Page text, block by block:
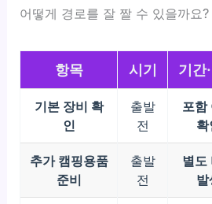
어떻게 경로를 잘 짤 수 있을까요?
항목 시기 기간
기본 장비 확
인
출발
전
포함
확
추가 캠핑용품
준비
출발
전
별도
발